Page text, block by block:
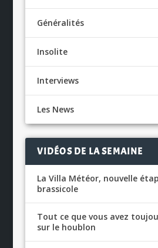
Généralités
Insolite
Interviews
Les News
VIDÉOS DE LA SEMAINE
La Villa Météor, nouvelle
brassicole
Tout ce que vous avez
sur le houblon